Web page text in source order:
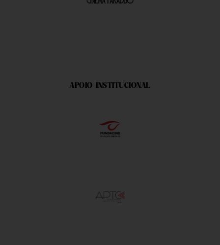
APOIO INSTITUCIONAL